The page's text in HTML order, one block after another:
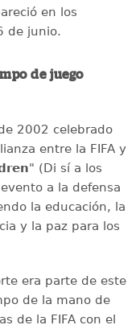
en los
de junio.
de juego
2002 celebrado
entre la FIFA y
" (Di sí a los
a la defensa
la educación, la
y la paz para los
era parte de este
de la mano de
de la FIFA con el